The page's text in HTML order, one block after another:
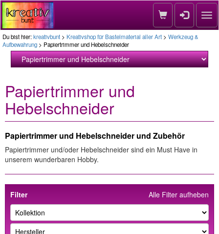
Du bist hier:kreativbunt > Kreativshop für Bastelmaterial aller Art > Werkzeug &
Aufbewahrung > Papiertrimmer und Hebelschneider
Papiertrimmer und
Hebelschneider
Papiertrimmer und Hebelschneider und Zubehör
Papiertrimmer und/oder Hebelschneider sind ein Must Have in
unserem wunderbaren Hobby.
Alle Filter aufheben
Filter